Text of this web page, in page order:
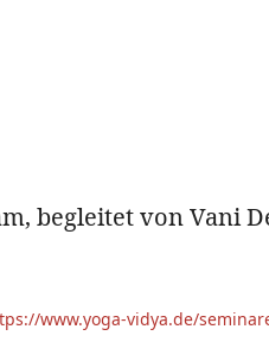
begleitet von Vani
www.yoga-vidya.de/